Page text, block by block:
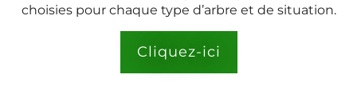
choisies pour chaque type d’arbre et de situation.
Cliquez-ici